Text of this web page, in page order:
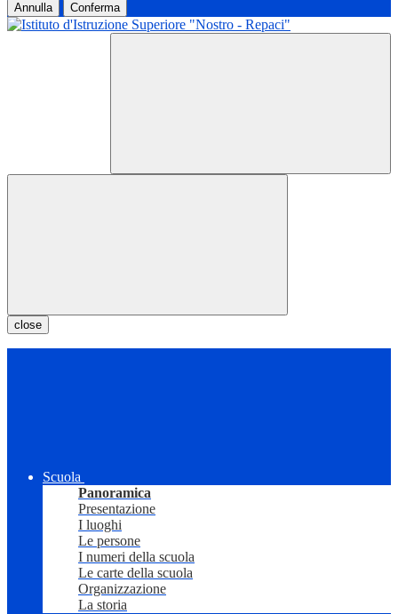
Annulla Conferma
close
Scuola
Panoramica
Presentazione
I luoghi
Le persone
I numeri della scuola
Le carte della scuola
Organizzazione
La storia